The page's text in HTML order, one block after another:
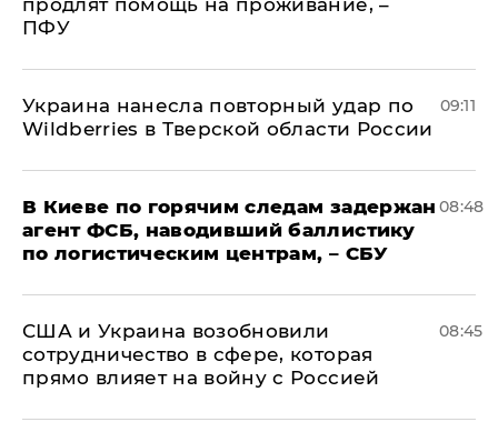
ПФУ
Украина нанесла повторный удар по
Wildberries в Тверской области России
09:11
В Киеве по горячим следам задержан
агент ФСБ, наводивший баллистику
по логистическим центрам, – СБУ
08:48
США и Украина возобновили
сотрудничество в сфере, которая
прямо влияет на войну с Россией
08:45